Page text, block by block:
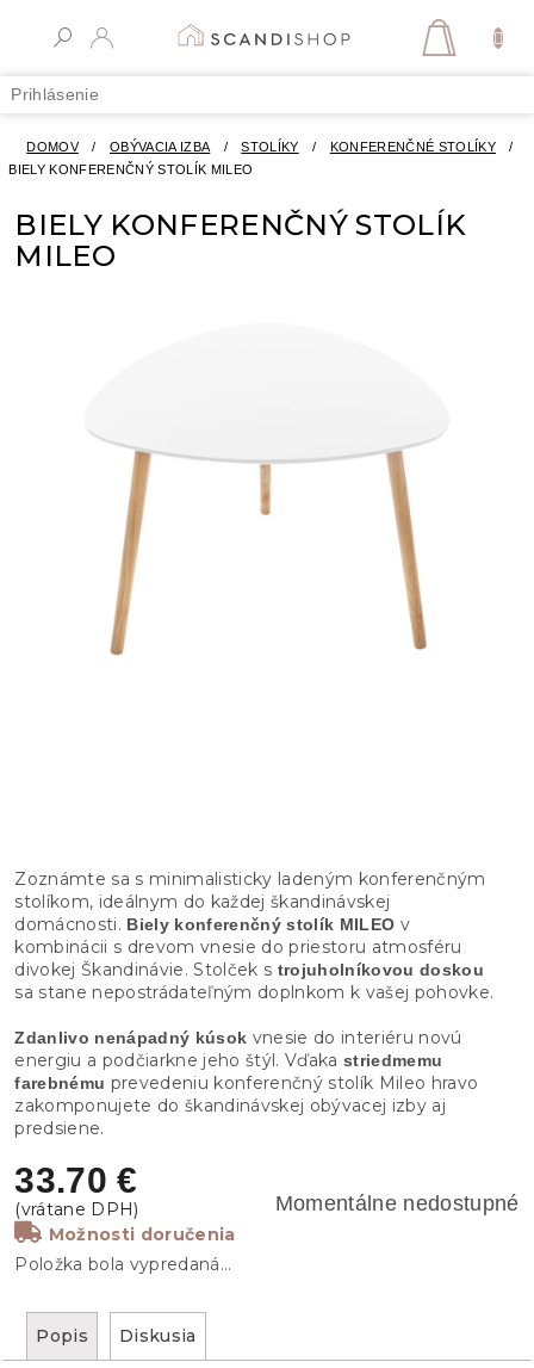
Prihlásenie
DOMOV / OBÝVACIA IZBA / STOLÍKY / KONFERENČNÉ STOLÍKY
/
BIELY KONFERENČNÝ STOLÍK MILEO
BIELY KONFERENČNÝ STOLÍK
MILEO
33.70 €
Momentálne nedostupné
Možnosti doručenia
Položka bola vypredaná…
Zoznámte sa s minimalisticky ladeným konferenčným
stolíkom, ideálnym do každej škandinávskej
domácnosti. Biely konferenčný stolík MILEO v
kombinácii s drevom vnesie do priestoru atmosféru
divokej Škandinávie. Stolček s trojuholníkovou doskou
sa stane nepostrádateľným doplnkom k vašej pohovke.
Zdanlivo nenápadný kúsok vnesie do interiéru novú
energiu a podčiarkne jeho štýl. Vďaka striedmemu
farebnému prevedeniu konferenčný stolík Mileo hravo
zakomponujete do škandinávskej obývacej izby aj
predsiene.
Popis Diskusia